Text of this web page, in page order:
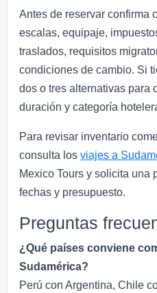
Antes de reservar confirma
escalas, equipaje,
traslados, requisitos
condiciones de cambio. Si
dos o tres alternativas para
duración y categoría
Para revisar inventario
consulta los viajes a
Mexico Tours y solicita una
fechas y presupuesto.
Preguntas
¿Qué países conviene
Sudamérica?
Perú con Argentina, Chile